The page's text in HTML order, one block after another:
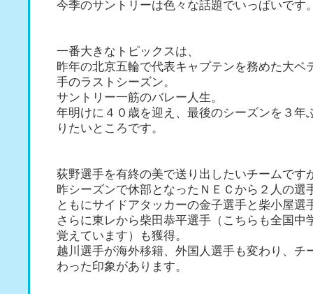
今季のサントリーは色々な話題でいっぱいです
一番大きなトピックスは、
昨年の北京五輪で代表キャプテンを務めた大ベ
手のラストシーズン。
サントリー一筋のバレー人生。
年明けに４０歳を迎え、最後のシーズンを３年
りたいところです。
荻野選手を有終の美で送り出したいチームです
昨シーズンで休部となったＮＥＣから２人の選
ともにサイドアタッカーの金子選手と柴小屋選
さらに東レから柴田恭平選手（こちらも全国中
覚えています）も獲得。
越川選手が海外移籍、外国人選手も変わり、チ
わった印象があります。